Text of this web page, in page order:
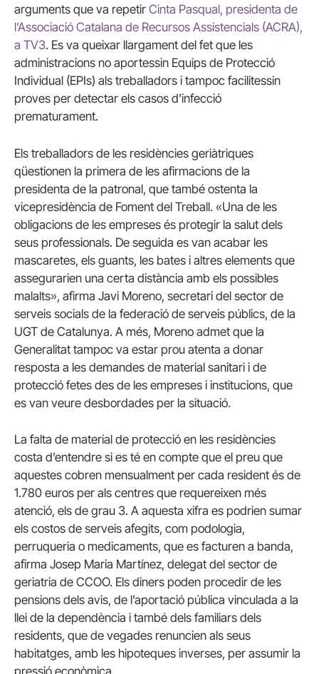
arguments que va repetir Cinta Pasqual, presidenta de
l’Associació Catalana de Recursos Assistencials (ACRA),
a TV3. Es va queixar llargament del fet que les
administracions no aportessin Equips de Protecció
Individual (EPIs) als treballadors i tampoc facilitessin
proves per detectar els casos d’infecció
prematurament.
Els treballadors de les residències geriàtriques
qüestionen la primera de les afirmacions de la
presidenta de la patronal, que també ostenta la
vicepresidència de Foment del Treball. «Una de les
obligacions de les empreses és protegir la salut dels
seus professionals. De seguida es van acabar les
mascaretes, els guants, les bates i altres elements que
assegurarien una certa distància amb els possibles
malalts», afirma Javi Moreno, secretari del sector de
serveis socials de la federació de serveis públics, de la
UGT de Catalunya. A més, Moreno admet que la
Generalitat tampoc va estar prou atenta a donar
resposta a les demandes de material sanitari i de
protecció fetes des de les empreses i institucions, que
es van veure desbordades per la situació.
La falta de material de protecció en les residències
costa d’entendre si es té en compte que el preu que
aquestes cobren mensualment per cada resident és de
1.780 euros per als centres que requereixen més
atenció, els de grau 3. A aquesta xifra es podrien sumar
els costos de serveis afegits, com podologia,
perruqueria o medicaments, que es facturen a banda,
afirma Josep Maria Martínez, delegat del sector de
geriatria de CCOO. Els diners poden procedir de les
pensions dels avis, de l’aportació pública vinculada a la
llei de la dependència i també dels familiars dels
residents, que de vegades renuncien als seus
habitatges, amb les hipoteques inverses, per assumir la
pressió econòmica.